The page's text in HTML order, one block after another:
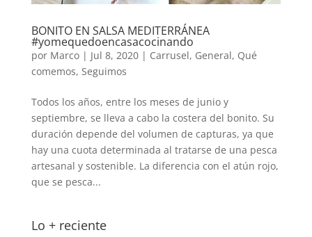
BONITO EN SALSA MEDITERRÁNEA
#yomequedoencasacocinando
por Marco| Jul 8, 2020| Carrusel, General, Qué
comemos, Seguimos
Todos los años, entre los meses de junio y
septiembre, se lleva a cabo la costera del bonito. Su
duración depende del volumen de capturas, ya que
hay una cuota determinada al tratarse de una pesca
artesanal y sostenible. La diferencia con el atún rojo,
que se pesca...
Lo + reciente